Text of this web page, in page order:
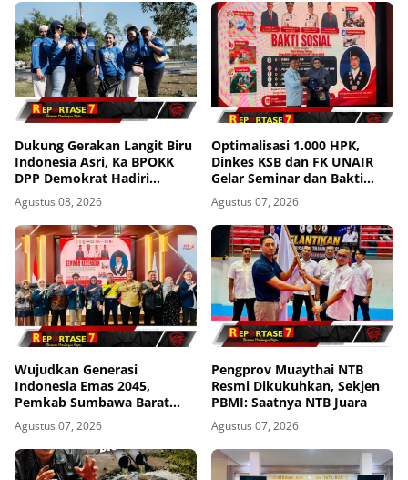
Dukung Gerakan Langit Biru
Indonesia Asri, Ka BPOKK
DPP Demokrat Hadiri
Kegiatan di Loteng
Agustus 08, 2026
Optimalisasi 1.000 HPK,
Dinkes KSB dan FK UNAIR
Gelar Seminar dan Bakti
Sosial
Agustus 07, 2026
Wujudkan Generasi
Indonesia Emas 2045,
Pemkab Sumbawa Barat
Perkuat Komitmen Lewat
Seminar Kesehatan 1.000
HPK
Agustus 07, 2026
Pengprov Muaythai NTB
Resmi Dikukuhkan, Sekjen
PBMI: Saatnya NTB Juara
Agustus 07, 2026